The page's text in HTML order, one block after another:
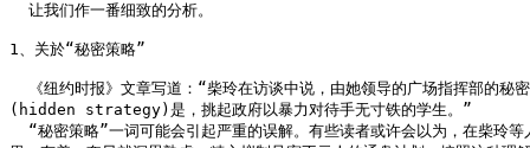
  让我们作一番细致的分析。
1、关於“秘密策略”
《纽约时报》文章写道：“柴玲在访谈中说，由她领导的广场指挥部的秘
(hidden strategy)是，挑起政府以暴力对待手无寸铁的学生。”
“秘密策略”一词可能会引起严重的误解。有些读者或许会以为，在柴玲等